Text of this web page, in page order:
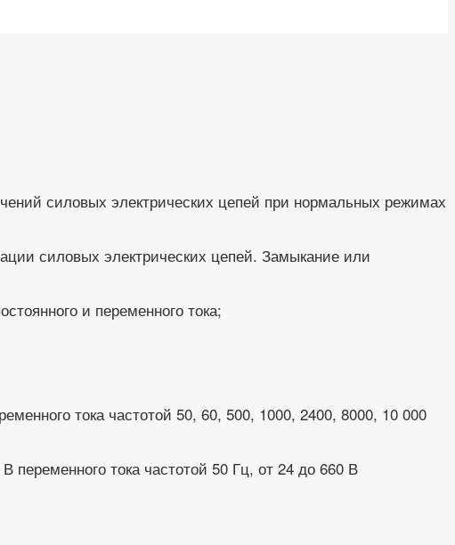
силовых электрических цепей при нормальных режимах
силовых электрических цепей. Замыкание или
и переменного тока;
тока частотой 50, 60, 500, 1000, 2400, 8000, 10 000
тока частотой 50 Гц, от 24 до 660 В